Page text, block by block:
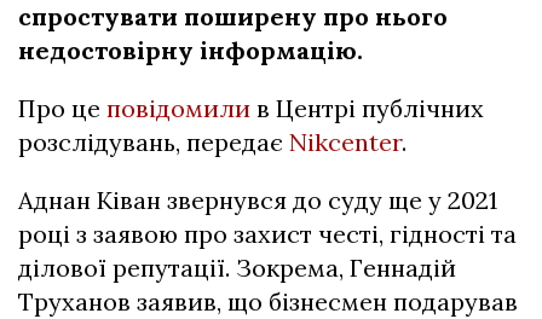
спростувати поширену про нього
недостовірну інформацію.
Про це повідомили в Центрі публічних
розслідувань, передає Nikcenter.
Аднан Ківан звернувся до суду ще у 2021
році з заявою про захист честі, гідності та
ділової репутації. Зокрема, Геннадій
Труханов заявив, що бізнесмен подарував